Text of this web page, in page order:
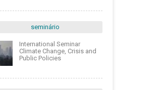
seminário
International Seminar
Climate Change, Crisis and
Public Policies